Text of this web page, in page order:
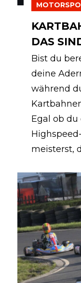
DAS
Bist du
deine
während
Egal ob
meisterst,